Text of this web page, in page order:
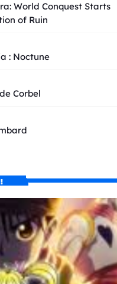
World Conquest Starts
of Ruin
: Noctune
Corbel